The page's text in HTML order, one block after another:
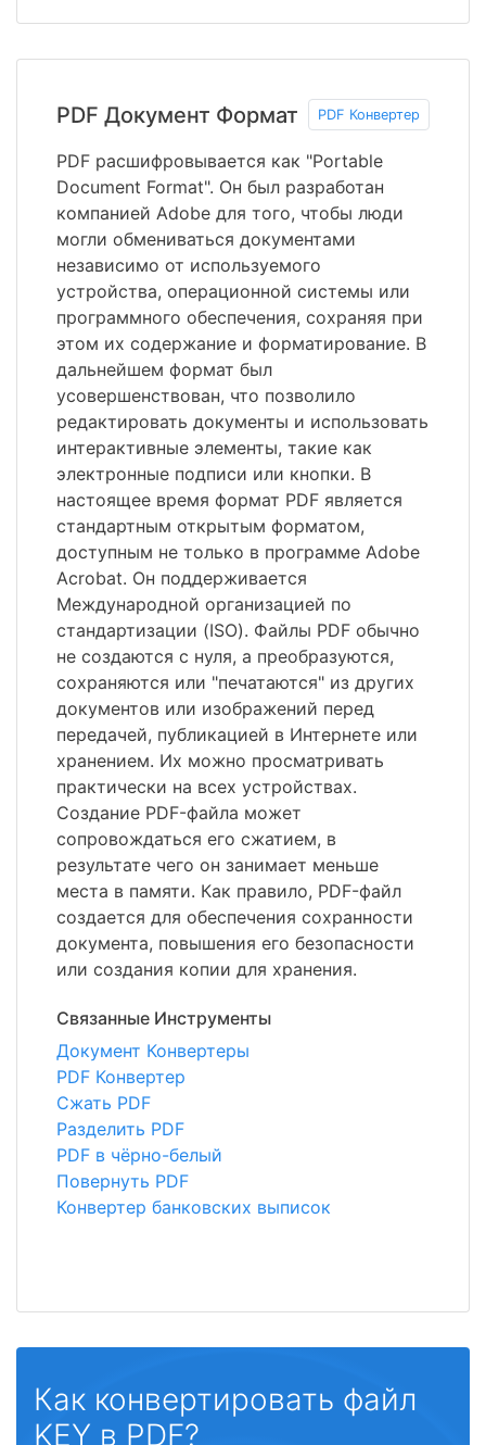
PDF Документ Формат PDF Конвертер
PDF расшифровывается как "Portable
Document Format". Он был разработан
компанией Adobe для того, чтобы люди
могли обмениваться документами
независимо от используемого
устройства, операционной системы или
программного обеспечения, сохраняя при
этом их содержание и форматирование. В
дальнейшем формат был
усовершенствован, что позволило
редактировать документы и использовать
интерактивные элементы, такие как
электронные подписи или кнопки. В
настоящее время формат PDF является
стандартным открытым форматом,
доступным не только в программе Adobe
Acrobat. Он поддерживается
Международной организацией по
стандартизации (ISO). Файлы PDF обычно
не создаются с нуля, а преобразуются,
сохраняются или "печатаются" из других
документов или изображений перед
передачей, публикацией в Интернете или
хранением. Их можно просматривать
практически на всех устройствах.
Создание PDF-файла может
сопровождаться его сжатием, в
результате чего он занимает меньше
места в памяти. Как правило, PDF-файл
создается для обеспечения сохранности
документа, повышения его безопасности
или создания копии для хранения.
Связанные Инструменты
Документ Конвертеры
PDF Конвертер
Сжать PDF
Разделить PDF
PDF в чёрно-белый
Повернуть PDF
Конвертер банковских выписок
Как конвертировать файл
KEY в PDF?